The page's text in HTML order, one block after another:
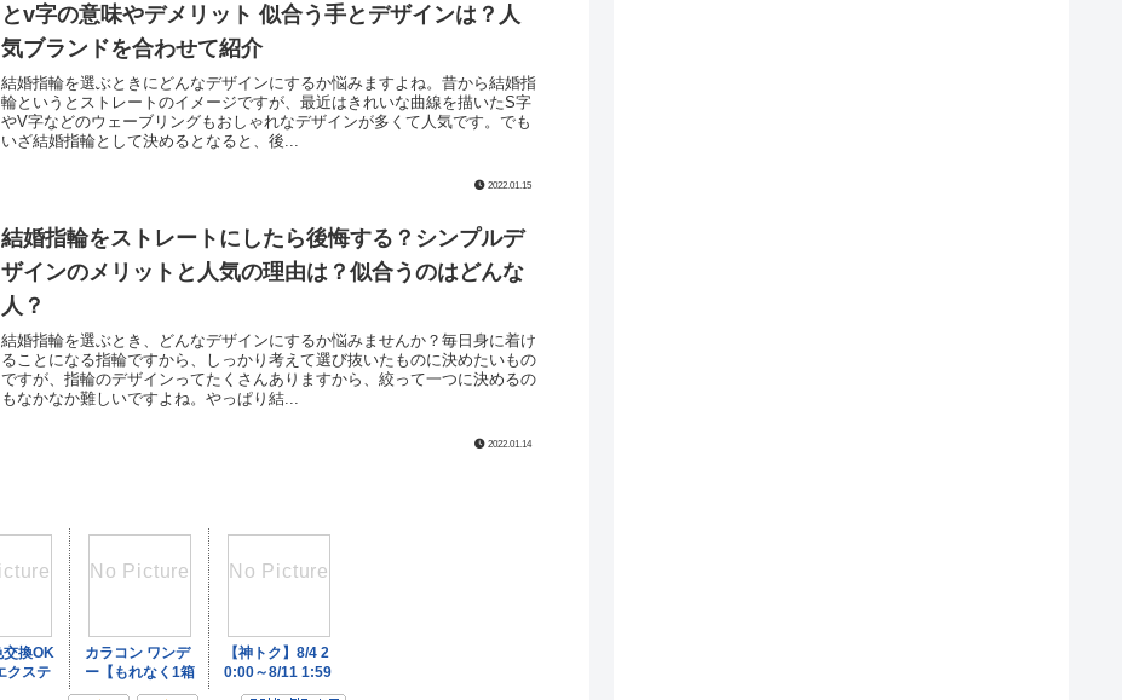
とv字の意味やデメリット 似合う手とデザインは？人
気ブランドを合わせて紹介
結婚指輪を選ぶときにどんなデザインにするか悩みますよね。昔から結婚指
輪というとストレートのイメージですが、最近はきれいな曲線を描いたS字
やV字などのウェーブリングもおしゃれなデザインが多くて人気です。でも
いざ結婚指輪として決めるとなると、後...
2022.01.15
結婚指輪をストレートにしたら後悔する？シンプルデ
ザインのメリットと人気の理由は？似合うのはどんな
人？
結婚指輪を選ぶとき、どんなデザインにするか悩みませんか？毎日身に着け
ることになる指輪ですから、しっかり考えて選び抜いたものに決めたいもの
ですが、指輪のデザインってたくさんありますから、絞って一つに決めるの
もなかなか難しいですよね。やっぱり結...
2022.01.14